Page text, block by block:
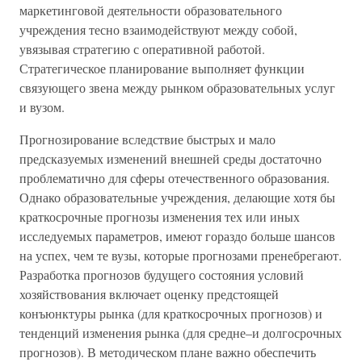
маркетинговой деятельности образовательного
учреждения тесно взаимодействуют между собой,
увязывая стратегию с оперативной работой.
Стратегическое планирование выполняет функции
связующего звена между рынком образовательных услуг
и вузом.
Прогнозирование вследствие быстрых и мало
предсказуемых изменений внешней среды достаточно
проблематично для сферы отечественного образования.
Однако образовательные учреждения, делающие хотя бы
краткосрочные прогнозы изменения тех или иных
исследуемых параметров, имеют гораздо больше шансов
на успех, чем те вузы, которые прогнозами пренебрегают.
Разработка прогнозов будущего состояния условий
хозяйствования включает оценку предстоящей
конъюнктуры рынка (для краткосрочных прогнозов) и
тенденций изменения рынка (для средне–и долгосрочных
прогнозов). В методическом плане важно обеспечить